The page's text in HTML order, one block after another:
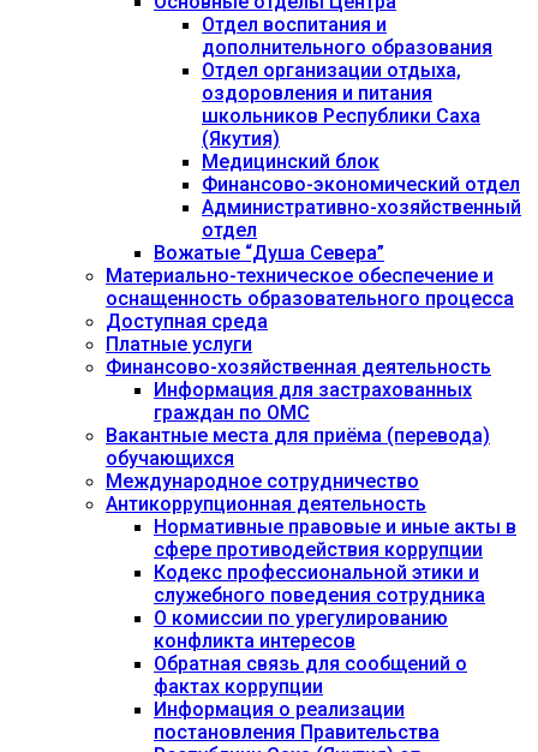
Отдел воспитания и
дополнительного образования
Отдел организации отдыха,
оздоровления и питания
школьников Республики Саха
(Якутия)
Медицинский блок
Финансово-экономический отдел
Административно-хозяйственный
отдел
Вожатые “Душа Севера”
Материально-техническое обеспечение и
оснащенность образовательного процесса
Доступная среда
Платные услуги
Финансово-хозяйственная деятельность
Информация для застрахованных
граждан по ОМС
Вакантные места для приёма (перевода)
обучающихся
Международное сотрудничество
Антикоррупционная деятельность
Нормативные правовые и иные акты в
сфере противодействия коррупции
Кодекс профессиональной этики и
служебного поведения сотрудника
О комиссии по урегулированию
конфликта интересов
Обратная связь для сообщений о
фактах коррупции
Информация о реализации
постановления Правительства